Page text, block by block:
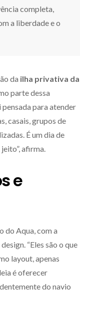
completa,
a liberdade e o
da ilha privativa da
parte dessa
para atender
casais, grupos de
É um dia de
afirma.
e
do Aqua, com a
“Eles são o que
layout, apenas
é oferecer
do navio